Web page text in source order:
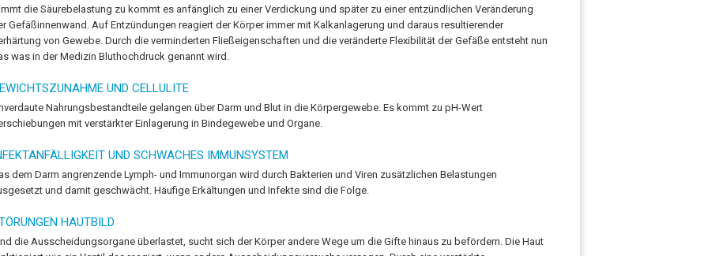
die Säurebelastung zu kommt es anfänglich zu einer Verdickung und später zu einer entzündlichen Veränderung
Gefäßinnenwand. Auf Entzündungen reagiert der Körper immer mit Kalkanlagerung und daraus resultierender
von Gewebe. Durch die verminderten Fließeigenschaften und die veränderte Flexibilität der Gefäße entsteht nun
was in der Medizin Bluthochdruck genannt wird.
UND CELLULITE
Nahrungsbestandteile gelangen über Darm und Blut in die Körpergewebe. Es kommt zu pH-Wert
mit verstärkter Einlagerung in Bindegewebe und Organe.
UND SCHWACHES IMMUNSYSTEM
dem Darm angrenzende Lymph- und Immunorgan wird durch Bakterien und Viren zusätzlichen Belastungen
und damit geschwächt. Häufige Erkältungen und Infekte sind die Folge.
HAUTBILD
die Ausscheidungsorgane überlastet, sucht sich der Körper andere Wege um die Gifte hinaus zu befördern. Die Haut